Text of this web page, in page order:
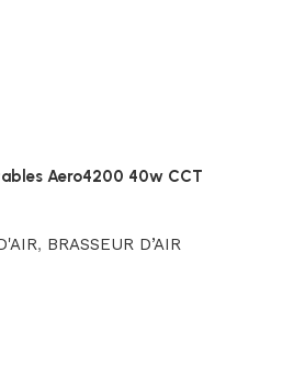
Aero4200 40w CCT
, BRASSEUR D’AIR